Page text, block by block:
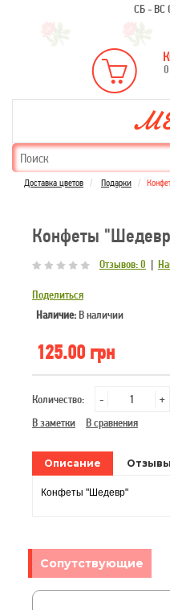
СБ - ВС
Доставка цветов Подарки
Конфеты
Отзывов: 0 |
Поделиться
Наличие: В наличии
125.00 грн
Количество: -
+
В заметки
В сравнения
Описание
Конфеты "Шедевр"
Сопутствующие